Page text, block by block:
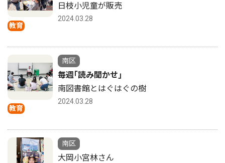
教育
日枝小児童が販売
2024.03.28
教育
南区
毎週｢読み聞かせ｣
南図書館とはぐはぐの樹
2024.03.28
南区
大岡小宮林さん